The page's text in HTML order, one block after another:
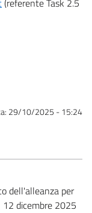
(referente Task 2.5
29/10/2025 - 15:24
dell'alleanza per
dicembre 2025